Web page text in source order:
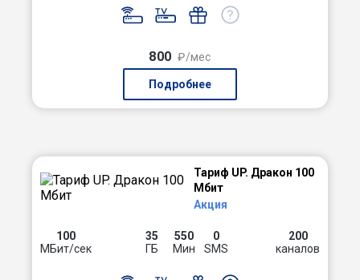
800 ₽/мес
Подробнее
Тариф UP. Дракон 100
Мбит
Акция
100
МБит/сек
35
ГБ
550
Мин
0
SMS
200
каналов